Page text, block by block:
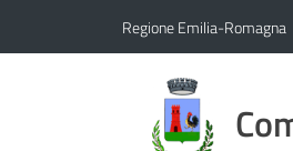
Regione Emilia-Romagna